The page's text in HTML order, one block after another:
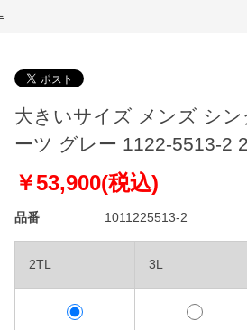
大きいサイズ メンズ シン
ーツ グレー 1122-5513-2
￥53,900(税込)
品番 1011225513-2
2TL 3L